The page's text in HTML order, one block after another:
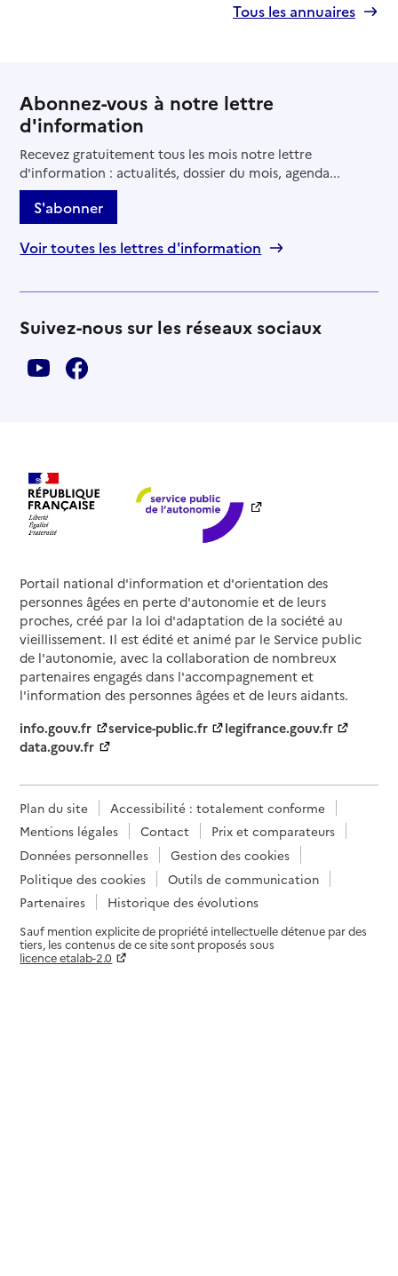
Tous les annuaires
Abonnez-vous à notre lettre
d'information
Recevez gratuitement tous les mois notre lettre
d'information : actualités, dossier du mois, agenda...
S'abonner
Voir toutes les lettres d'information
Suivez-nous sur les réseaux sociaux
Portail national d'information et d'orientation des
personnes âgées en perte d'autonomie et de leurs
proches, créé par la loi d'adaptation de la société au
vieillissement. Il est édité et animé par le Service public
de l'autonomie, avec la collaboration de nombreux
partenaires engagés dans l'accompagnement et
l'information des personnes âgées et de leurs aidants.
info.gouv.fr
service-public.fr
legifrance.gouv.fr
data.gouv.fr
Plan du site
Accessibilité : totalement conforme
Mentions légales
Contact
Prix et comparateurs
Données personnelles
Gestion des cookies
Politique des cookies
Outils de communication
Partenaires
Historique des évolutions
Sauf mention explicite de propriété intellectuelle détenue par des
tiers, les contenus de ce site sont proposés sous
licence etalab-2.0